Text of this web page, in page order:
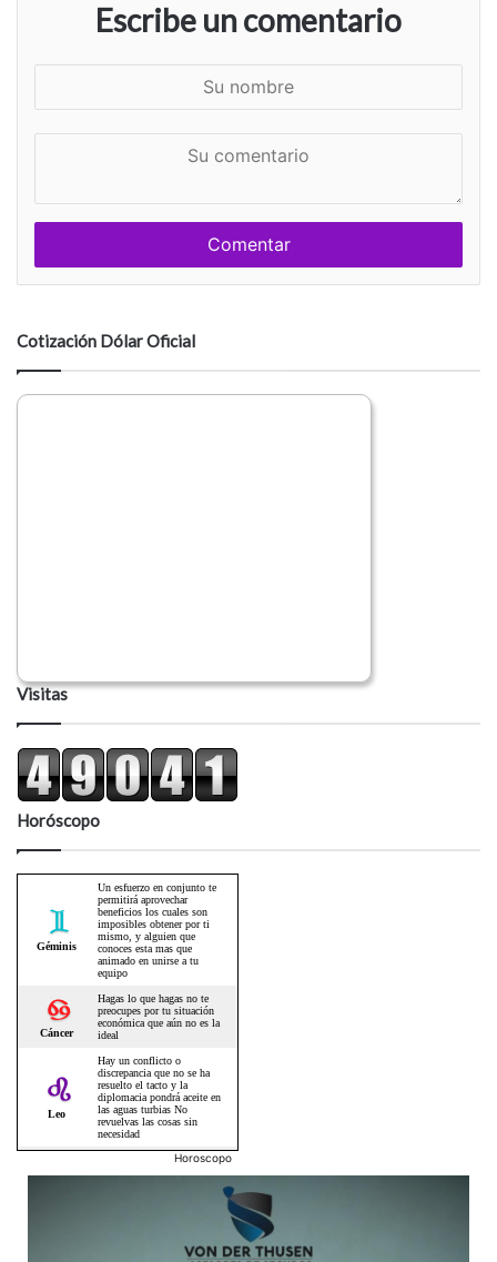
Escribe un comentario
e
n
a
i
o
Cotización Dólar Oficial
Visitas
Horóscopo
Horoscopo